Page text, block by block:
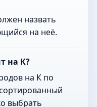
назвать
на неё.
на К?
на К по
выбрать